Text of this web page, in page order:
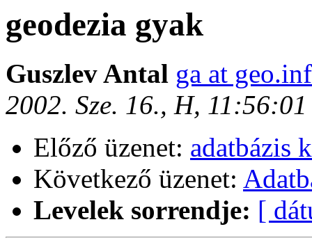
geodezia gyak
Guszlev Antal ga at
2002. Sze. 16., H,
Előző üzenet: adatbázis
Következő üzenet:
Levelek sorrendje: [